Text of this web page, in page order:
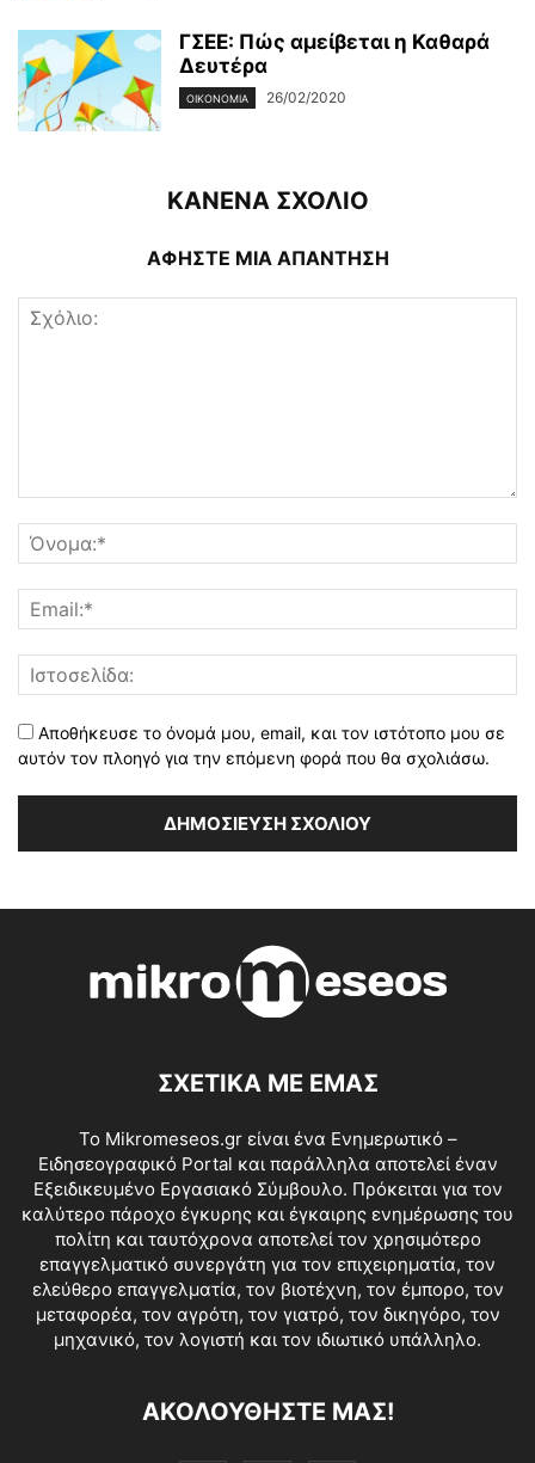
ΓΣΕΕ: Πώς αμείβεται η Καθαρά
Δευτέρα
ΟΙΚΟΝΟΜΊΑ 26/02/2020
ΚΑΝΕΝΑ ΣΧΟΛΙΟ
ΑΦΗΣΤΕ ΜΙΑ ΑΠΑΝΤΗΣΗ
Αποθήκευσε το όνομά μου, email, και τον ιστότοπο μου σε
αυτόν τον πλοηγό για την επόμενη φορά που θα σχολιάσω.
ΣΧΕΤΙΚΑ ΜΕ ΕΜΑΣ
Το Mikromeseos.gr είναι ένα Ενημερωτικό –
Ειδησεογραφικό Portal και παράλληλα αποτελεί έναν
Εξειδικευμένο Εργασιακό Σύμβουλο. Πρόκειται για τον
καλύτερο πάροχο έγκυρης και έγκαιρης ενημέρωσης του
πολίτη και ταυτόχρονα αποτελεί τον χρησιμότερο
επαγγελματικό συνεργάτη για τον επιχειρηματία, τον
ελεύθερο επαγγελματία, τον βιοτέχνη, τον έμπορο, τον
μεταφορέα, τον αγρότη, τον γιατρό, τον δικηγόρο, τον
μηχανικό, τον λογιστή και τον ιδιωτικό υπάλληλο.
ΑΚΟΛΟΥΘΗΣΤΕ ΜΑΣ!